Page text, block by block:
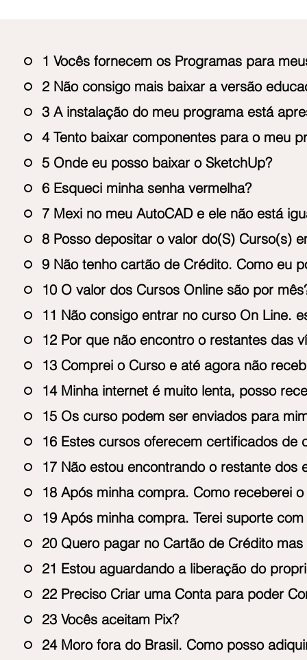
1 Vocês fornecem os Programas para
2 Não consigo mais baixar a versão
3 A instalação do meu programa está
4 Tento baixar componentes para o meu
5 Onde eu posso baixar o SketchUp?
6 Esqueci minha senha vermelha?
7 Mexi no meu AutoCAD e ele não está
8 Posso depositar o valor do(S) Curso(s)
9 Não tenho cartão de Crédito. Como eu
10 O valor dos Cursos Online são por
11 Não consigo entrar no curso On Line.
12 Por que não encontro o restantes das
13 Comprei o Curso e até agora não
14 Minha internet é muito lenta, posso
15 Os curso podem ser enviados para
16 Estes cursos oferecem certificados de
17 Não estou encontrando o restante
18 Após minha compra. Como receberei o
19 Após minha compra. Terei suporte
20 Quero pagar no Cartão de Crédito
21 Estou aguardando a liberação do
22 Preciso Criar uma Conta para poder
23 Vocês aceitam Pix?
24 Moro fora do Brasil. Como posso